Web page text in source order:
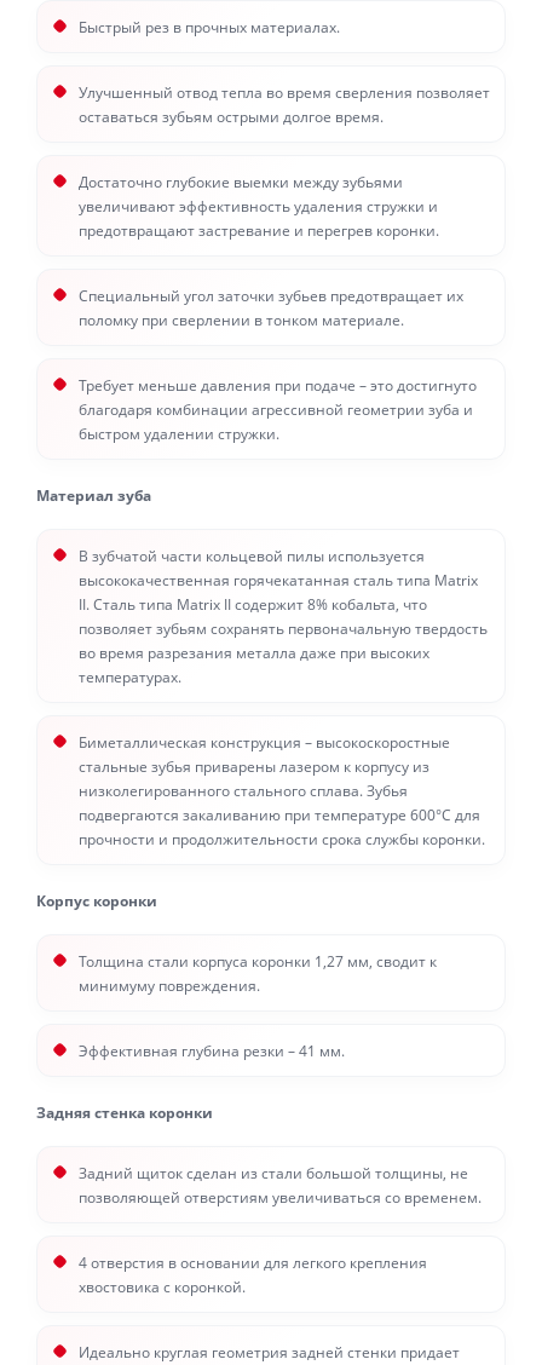
Быстрый рез в прочных материалах.
Улучшенный отвод тепла во время сверления позволяет
оставаться зубьям острыми долгое время.
Достаточно глубокие выемки между зубьями
увеличивают эффективность удаления стружки и
предотвращают застревание и перегрев коронки.
Специальный угол заточки зубьев предотвращает их
поломку при сверлении в тонком материале.
Требует меньше давления при подаче – это достигнуто
благодаря комбинации агрессивной геометрии зуба и
быстром удалении стружки.
Материал зуба
В зубчатой части кольцевой пилы используется
высококачественная горячекатанная сталь типа Matrix
II. Сталь типа Matrix II содержит 8% кобальта, что
позволяет зубьям сохранять первоначальную твердость
во время разрезания металла даже при высоких
температурах.
Биметаллическая конструкция – высокоскоростные
стальные зубья приварены лазером к корпусу из
низколегированного стального сплава. Зубья
подвергаются закаливанию при температуре 600°С для
прочности и продолжительности срока службы коронки.
Корпус коронки
Толщина стали корпуса коронки 1,27 мм, сводит к
минимуму повреждения.
Эффективная глубина резки – 41 мм.
Задняя стенка коронки
Задний щиток сделан из стали большой толщины, не
позволяющей отверстиям увеличиваться со временем.
4 отверстия в основании для легкого крепления
хвостовика с коронкой.
Идеально круглая геометрия задней стенки придает